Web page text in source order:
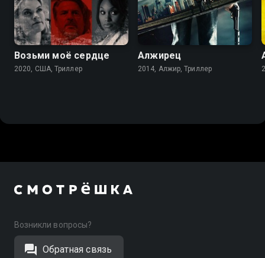
5.3
Возьми моё сердце
2020, США, Триллер
5.6
Алжирец
2014, Алжир, Триллер
Возникли вопросы?
Обратная связь